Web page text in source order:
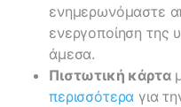
ενημερωνόμαστε
ενεργοποίηση της
άμεσα.
Πιστωτική κάρτα
περισσότερα για